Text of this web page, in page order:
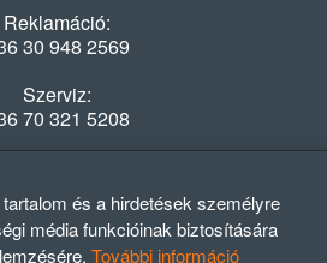
Reklamáció:
30 948 2569
Szerviz:
70 321 5208
08:00-16:30
és a hirdetések személyre
média funkcióinak biztosítására
További információ